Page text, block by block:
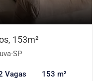
153m²
SP
Vagas 153 m²